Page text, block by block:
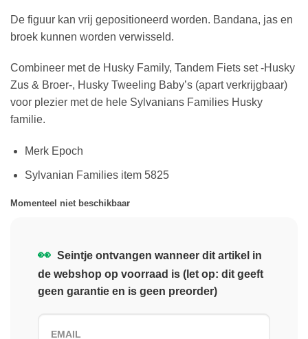
De figuur kan vrij gepositioneerd worden. Bandana, jas en
broek kunnen worden verwisseld.
Combineer met de Husky Family, Tandem Fiets set -Husky
Zus & Broer-, Husky Tweeling Baby’s (apart verkrijgbaar)
voor plezier met de hele Sylvanians Families Husky
familie.
Merk Epoch
Sylvanian Families item 5825
Momenteel niet beschikbaar
👀 Seintje ontvangen wanneer dit artikel in
de webshop op voorraad is (let op: dit geeft
geen garantie en is geen preorder)